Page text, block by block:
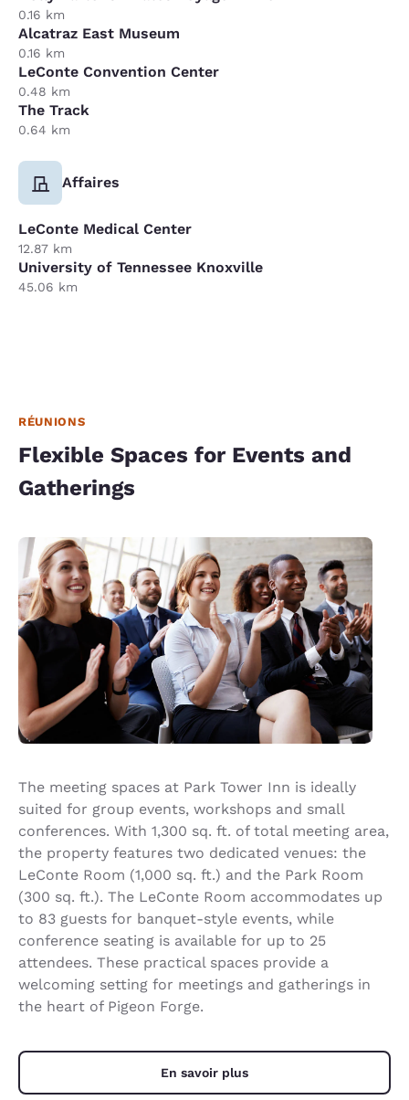
0.16 km
Alcatraz East Museum
0.16 km
LeConte Convention Center
0.48 km
The Track
0.64 km
Affaires
LeConte Medical Center
12.87 km
University of Tennessee Knoxville
45.06 km
RÉUNIONS
Flexible Spaces for Events and
Gatherings
The meeting spaces at Park Tower Inn is ideally
suited for group events, workshops and small
conferences. With 1,300 sq. ft. of total meeting area,
the property features two dedicated venues: the
LeConte Room (1,000 sq. ft.) and the Park Room
(300 sq. ft.). The LeConte Room accommodates up
to 83 guests for banquet-style events, while
conference seating is available for up to 25
attendees. These practical spaces provide a
welcoming setting for meetings and gatherings in
the heart of Pigeon Forge.
En savoir plus